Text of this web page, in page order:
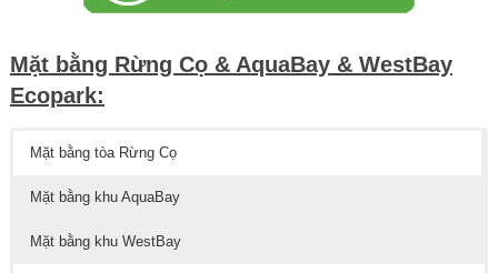
Mặt bằng Rừng Cọ & AquaBay & WestBay
Ecopark:
Mặt bằng tòa Rừng Cọ
Mặt bằng khu AquaBay
Mặt bằng khu WestBay